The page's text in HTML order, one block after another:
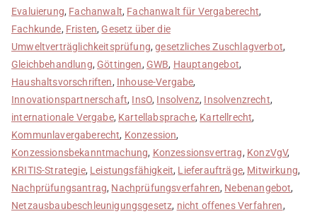
Evaluierung, Fachanwalt, Fachanwalt für Vergaberecht,
Fachkunde, Fristen, Gesetz über die
Umweltverträglichkeitsprüfung,gesetzliches Zuschlagverbot,
Gleichbehandlung, Göttingen, GWB, Hauptangebot,
Haushaltsvorschriften, Inhouse-Vergabe,
Innovationspartnerschaft, InsO, Insolvenz, Insolvenzrecht,
internationale Vergabe, Kartellabsprache, Kartellrecht,
Kommunlavergaberecht, Konzession,
Konzessionsbekanntmachung, Konzessionsvertrag, KonzVgV,
KRITIS-Strategie, Leistungsfähigkeit, Lieferaufträge, Mitwirkung,
Nachprüfungsantrag, Nachprüfungsverfahren, Nebenangebot,
Netzausbaubeschleunigungsgesetz, nicht offenes Verfahren,